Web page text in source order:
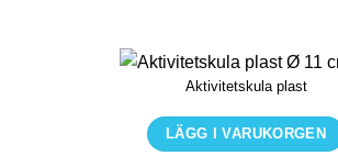
Aktivitetskula plast
LÄGG I VARUKORGEN